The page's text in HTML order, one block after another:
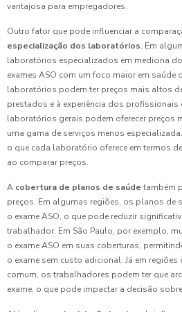
vantajosa para empregadores.
Outro fator que pode influenciar a
especialização dos laboratórios. Em
laboratórios especializados em medicina
exames ASO com um foco maior em saúde
laboratórios podem ter preços mais altos
prestados e à experiência dos
laboratórios gerais podem oferecer preços
uma gama de serviços menos
o que cada laboratório oferece em termos
ao comparar preços.
A cobertura de planos de saúde também
preços. Em algumas regiões, os planos de
o exame ASO, o que pode reduzir
trabalhador. Em São Paulo, por exemplo,
o exame ASO em suas coberturas,
o exame sem custo adicional. Já em regiões
comum, os trabalhadores podem ter que
exame, o que pode impactar a decisão